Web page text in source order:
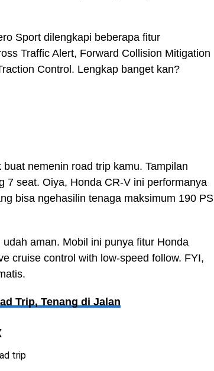
Sport dilengkapi beberapa fitur
Traffic Alert, Forward Collision Mitigation
Control. Lengkap banget kan?
nemenin road trip kamu. Tampilan
7 seat. Oiya, Honda CR-V ini performanya
bisa ngehasilin tenaga maksimum 190 PS
aman. Mobil ini punya fitur Honda
cruise control with low-speed follow. FYI,
Trip, Tenang di Jalan